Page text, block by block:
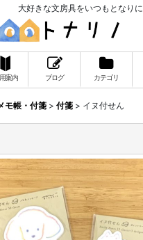
大好きな文房具をいつもとなりに
案内 ブログ カテゴリ
モ帳・付箋 > 付箋 > イヌ付せん